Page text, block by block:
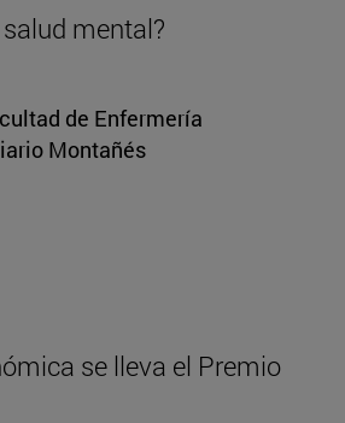
mental?
de Enfermería
Montañés
se lleva el Premio